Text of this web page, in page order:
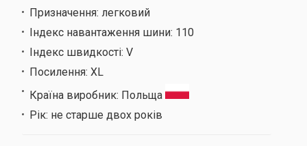
Призначення: легковий
Індекс навантаження шини: 110
Індекс швидкості: V
Посилення: XL
Країна виробник: Польща
Рік: не старше двох років